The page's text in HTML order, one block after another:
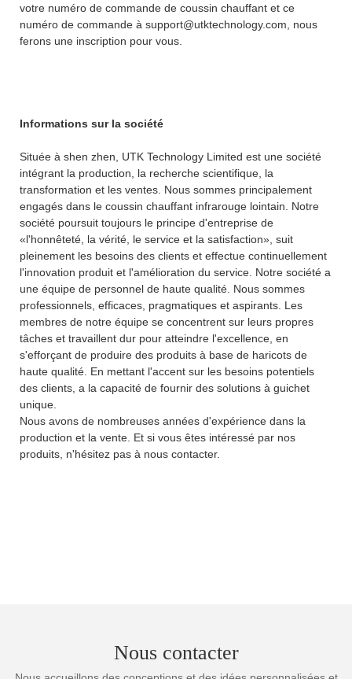
votre numéro de commande de coussin chauffant et ce
numéro de commande à support@utktechnology.com, nous
ferons une inscription pour vous.
Informations sur la société
Située à shen zhen, UTK Technology Limited est une société
intégrant la production, la recherche scientifique, la
transformation et les ventes. Nous sommes principalement
engagés dans le coussin chauffant infrarouge lointain. Notre
société poursuit toujours le principe d'entreprise de
«l'honnêteté, la vérité, le service et la satisfaction», suit
pleinement les besoins des clients et effectue continuellement
l'innovation produit et l'amélioration du service. Notre société a
une équipe de personnel de haute qualité. Nous sommes
professionnels, efficaces, pragmatiques et aspirants. Les
membres de notre équipe se concentrent sur leurs propres
tâches et travaillent dur pour atteindre l'excellence, en
s'efforçant de produire des produits à base de haricots de
haute qualité. En mettant l'accent sur les besoins potentiels
des clients, a la capacité de fournir des solutions à guichet
unique.
Nous avons de nombreuses années d'expérience dans la
production et la vente. Et si vous êtes intéressé par nos
produits, n'hésitez pas à nous contacter.
Nous contacter